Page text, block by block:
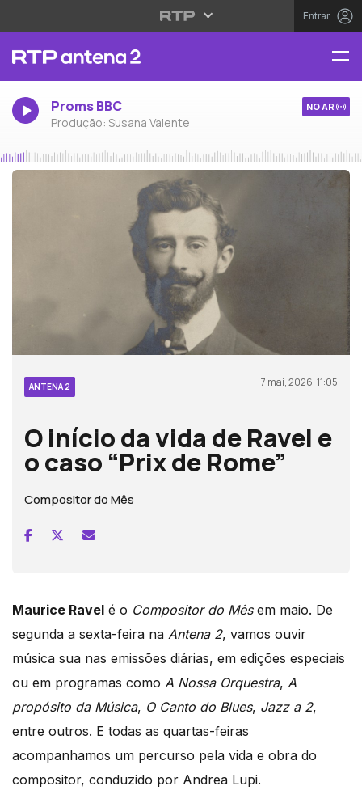
Entrar
Proms BBC
Produção: Susana Valente
NO AR
ANTENA 2 7 mai, 2026, 11:05
O início da vida de Ravel e
o caso “Prix de Rome”
Compositor do Mês
Maurice Ravel é o Compositor do Mêsem maio. De
segunda a sexta-feira na Antena 2, vamos ouvir
música sua nas emissões diárias, em edições especiais
ou em programas como A Nossa Orquestra, A
propósito da Música, O Canto do Blues, Jazz a 2,
entre outros. E todas as quartas-feiras
acompanhamos um percurso pela vida e obra do
compositor, conduzido por Andrea Lupi.